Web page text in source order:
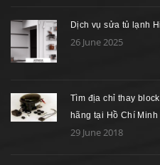
Dịch vụ sửa tủ lạnh
26 June 2025
Tìm địa chỉ thay
hãng tại Hồ Chí Minh
29 June 2018